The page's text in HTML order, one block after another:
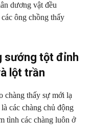
dương vật đều
ông chồng thấy
sướng tột đỉnh
lột trần
chàng thấy sự mới lạ
các chàng chủ động
tình các chàng luôn ở